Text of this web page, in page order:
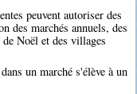
peuvent autoriser des
des marchés annuels, des
de Noël et des villages
un marché s'élève à un